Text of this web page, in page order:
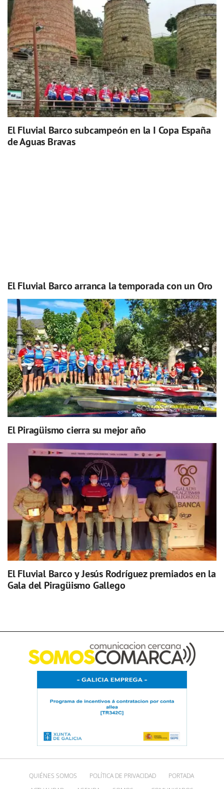
El Fluvial Barco subcampeón en la I Copa España
de Aguas Bravas
El Fluvial Barco arranca la temporada con un Oro
El Piragüismo cierra su mejor año
El Fluvial Barco y Jesús Rodríguez premiados en la
Gala del Piragüismo Gallego
QUIÉNES SOMOS POLÍTICA DE PRIVACIDAD
PORTADA